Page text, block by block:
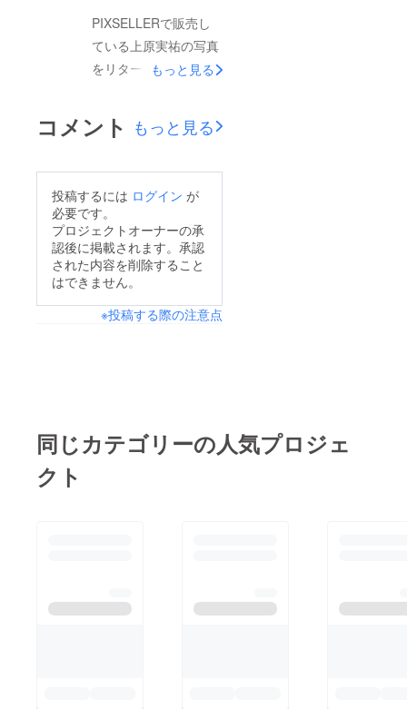
PIXSELLERで販売し
ている上原実祐の写真
をリターンに追加しま
を8千円で購入できま
す。ただし先着3名で
もっと見る
コメント もっと見る
投稿するには ログイン が
必要です。
プロジェクトオーナーの承
認後に掲載されます。承認
された内容を削除すること
はできません。
※投稿する際の注意点
同じカテゴリーの人気プロジェ
クト